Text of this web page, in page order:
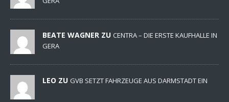
BEATE WAGNER ZU CENTRA – DIE ERSTE KAUFHALLE IN
GERA
LEO ZU GVB SETZT FAHRZEUGE AUS DARMSTADT EIN